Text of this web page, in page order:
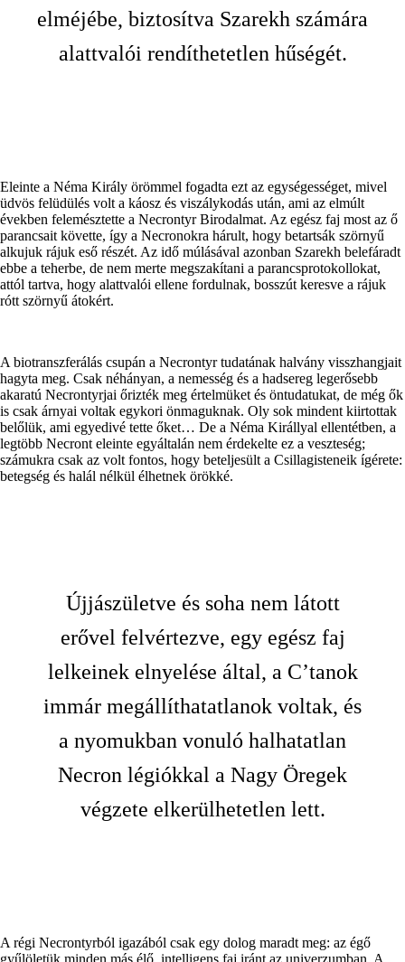
elméjébe, biztosítva Szarekh számára
alattvalói rendíthetetlen hűségét.
Eleinte a Néma Király örömmel fogadta ezt az egységességet, mivel
üdvös felüdülés volt a káosz és viszálykodás után, ami az elmúlt
években felemésztette a Necrontyr Birodalmat. Az egész faj most az ő
parancsait követte, így a Necronokra hárult, hogy betartsák szörnyű
alkujuk rájuk eső részét. Az idő múlásával azonban Szarekh belefáradt
ebbe a teherbe, de nem merte megszakítani a parancsprotokollokat,
attól tartva, hogy alattvalói ellene fordulnak, bosszút keresve a rájuk
rótt szörnyű átokért.
A biotranszferálás csupán a Necrontyr tudatának halvány visszhangjait
hagyta meg. Csak néhányan, a nemesség és a hadsereg legerősebb
akaratú Necrontyrjai őrizték meg értelmüket és öntudatukat, de még ők
is csak árnyai voltak egykori önmaguknak. Oly sok mindent kiirtottak
belőlük, ami egyedivé tette őket… De a Néma Királlyal ellentétben, a
legtöbb Necront eleinte egyáltalán nem érdekelte ez a veszteség;
számukra csak az volt fontos, hogy beteljesült a Csillagisteneik ígérete:
betegség és halál nélkül élhetnek örökké.
Újjászületve és soha nem látott
erővel felvértezve, egy egész faj
lelkeinek elnyelése által, a C’tanok
immár megállíthatatlanok voltak, és
a nyomukban vonuló halhatatlan
Necron légiókkal a Nagy Öregek
végzete elkerülhetetlen lett.
A régi Necrontyrból igazából csak egy dolog maradt meg: az égő
gyűlöletük minden más élő, intelligens faj iránt az univerzumban. A